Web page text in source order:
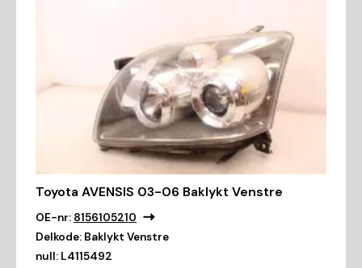
Toyota AVENSIS 03-06 Baklykt Venstre
OE-nr: 8156105210
Delkode: Baklykt Venstre
null: L4115492